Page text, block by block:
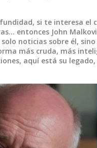
si te interesa
entonces John
noticias sobre él,
más cruda, más
aquí está su